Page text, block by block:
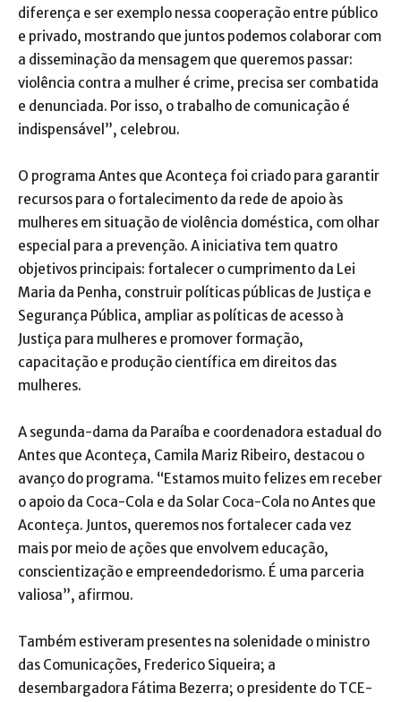
diferença e ser exemplo nessa cooperação entre público
e privado, mostrando que juntos podemos colaborar com
a disseminação da mensagem que queremos passar:
violência contra a mulher é crime, precisa ser combatida
e denunciada. Por isso, o trabalho de comunicação é
indispensável”, celebrou.
O programa Antes que Aconteça foi criado para garantir
recursos para o fortalecimento da rede de apoio às
mulheres em situação de violência doméstica, com olhar
especial para a prevenção. A iniciativa tem quatro
objetivos principais: fortalecer o cumprimento da Lei
Maria da Penha, construir políticas públicas de Justiça e
Segurança Pública, ampliar as políticas de acesso à
Justiça para mulheres e promover formação,
capacitação e produção científica em direitos das
mulheres.
A segunda-dama da Paraíba e coordenadora estadual do
Antes que Aconteça, Camila Mariz Ribeiro, destacou o
avanço do programa. “Estamos muito felizes em receber
o apoio da Coca-Cola e da Solar Coca-Cola no Antes que
Aconteça. Juntos, queremos nos fortalecer cada vez
mais por meio de ações que envolvem educação,
conscientização e empreendedorismo. É uma parceria
valiosa”, afirmou.
Também estiveram presentes na solenidade o ministro
das Comunicações, Frederico Siqueira; a
desembargadora Fátima Bezerra; o presidente do TCE-